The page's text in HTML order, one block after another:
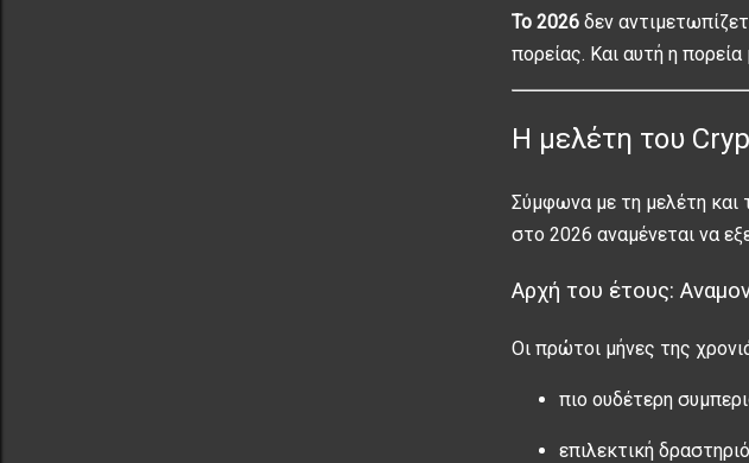
Το 2026 δεν
πορείας. Και αυτή η πορεία
Η μελέτη του
Σύμφωνα με τη μελέτη και
στο 2026 αναμένεται να
Αρχή του έτους:
Οι πρώτοι μήνες της
πιο ουδέτερη
επιλεκτική